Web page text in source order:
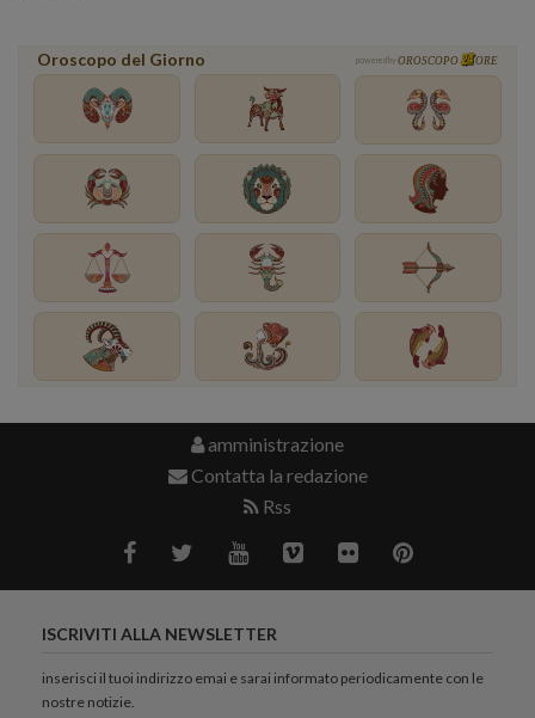
Oroscopo del Giorno powered by OROSCOPO ORE
amministrazione
Contatta la redazione
Rss
ISCRIVITI ALLA NEWSLETTER
inserisci il tuoi indirizzo emai e sarai informato periodicamente con le
nostre notizie.